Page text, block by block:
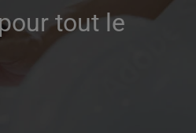
tout le